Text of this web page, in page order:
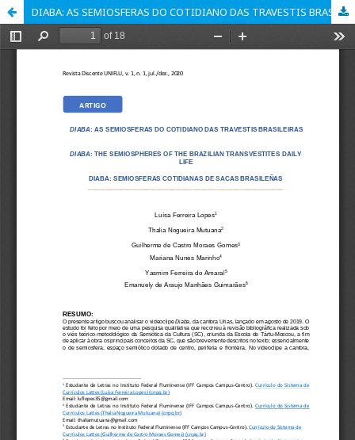
DIABA: AS SEMIOSFERAS DO COTIDIANO DAS TRAVESTIS BRASILEIRAS